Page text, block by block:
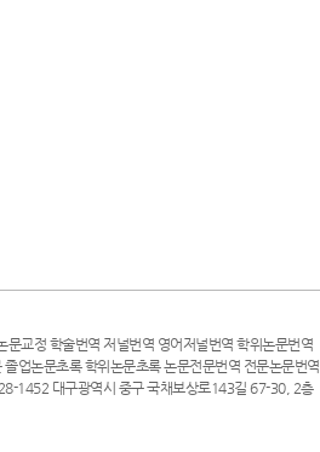
교정 학술번역 저널번역 영어저널번역 학위논문번역
업논문초록 학위논문초록 논문전문번역 전문논문번역
1452 대구광역시 중구 국채보상로143길 67-30, 2층